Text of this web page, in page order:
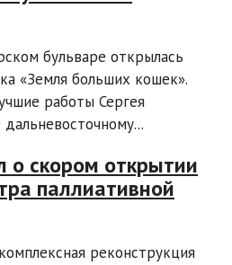
бульваре открылась
«Земля больших кошек».
работы Сергея
о скором открытии
паллиативной
реконструкция